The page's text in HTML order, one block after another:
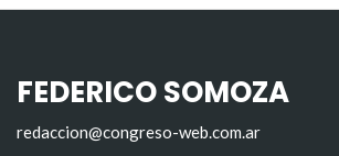
FEDERICO SOMOZA
redaccion@congreso-web.com.ar